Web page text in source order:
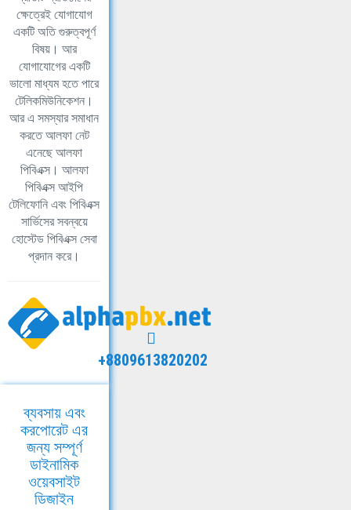
ক্ষেত্রেই যোগাযোগ
একটি অতি গুরুত্বপূর্ণ
বিষয়। আর
যোগাযোগের একটি
ভালো মাধ্যম হতে পারে
টেলিকমিউনিকেশন।
আর এ সমস্যার সমাধান
করতে আলফা নেট
এনেছে আলফা
পিবিএক্স। আলফা
পিবিএক্স আইপি
টেলিফোনি এবং পিবিএক্স
সার্ভিসের সবন্বয়ে
হোস্টেড পিবিএক্স সেবা
প্রদান করে।
+8809613820202
ব্যবসায় এবং
করপোরেট এর
জন্য সম্পূর্ণ
ডাইনামিক
ওয়েবসাইট
ডিজাইন